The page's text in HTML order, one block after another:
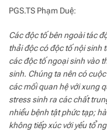
PGS.TS Phạm Duệ:
Các độc tố bên ngoài tác
thải độc có độc tố nội sinh
các độc tố ngoại sinh vào
sinh. Chúng ta nên có
các mối quan hệ với xung
stress sinh ra các chất
nhiều bệnh tật phức tạp;
không tiếp xúc với yếu tổ